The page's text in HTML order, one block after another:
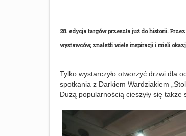
28. edycja targów przeszła już do historii.
wystawców, znaleźli wiele inspiracji i mieli
Tylko wystarczyło otworzyć drzwi dla
spotkania z Darkiem Wardziakiem
Dużą popularnością cieszyły się także